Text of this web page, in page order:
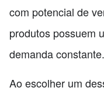
com potencial de
produtos possuem
demanda constante.
Ao escolher um